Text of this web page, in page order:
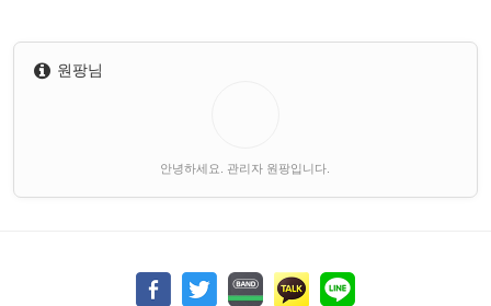
원팡님
안녕하세요. 관리자 원팡입니다.